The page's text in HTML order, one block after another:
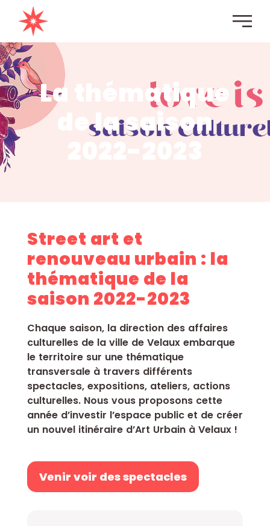
principal
La thématique
de la saison
Street art et
renouveau urbain : la
thématique de la
saison 2022-2023
Chaque saison, la direction des affaires
culturelles de la ville de Velaux embarque
le territoire sur une thématique
transversale à travers différents
spectacles, expositions, ateliers, actions
culturelles. Nous vous proposons cette
année d’investir l’espace public et de créer
un nouvel itinéraire d’Art Urbain à Velaux !
Venir voir des spectacles